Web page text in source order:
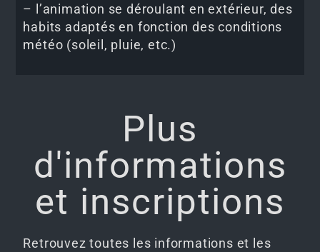
– l’animation se déroulant en extérieur, des
habits adaptés en fonction des conditions
météo (soleil, pluie, etc.)
Plus
d'informations
et inscriptions
Retrouvez toutes les informations et les